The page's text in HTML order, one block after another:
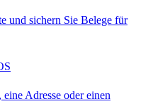
und sichern Sie Belege für
Adresse oder einen